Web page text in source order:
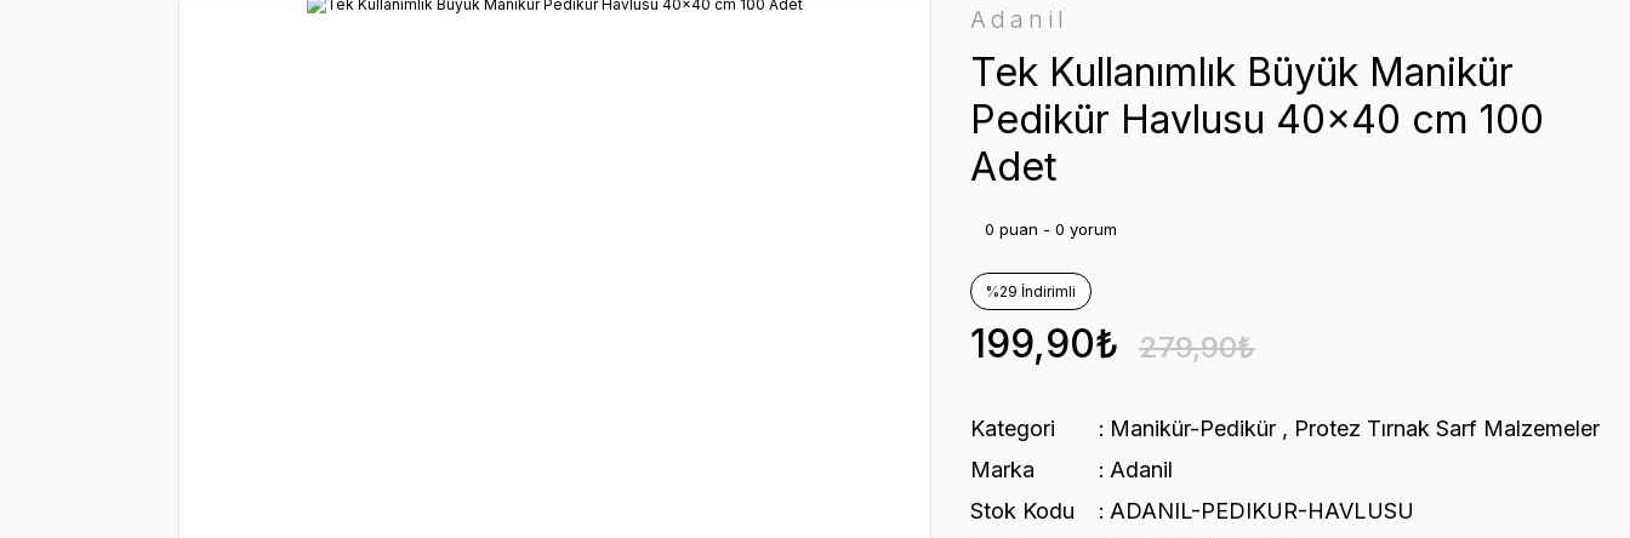
Adanil
Tek Kullanımlık Büyük Manikür
Pedikür Havlusu 40x40 cm 100
Adet
0 puan - 0 yorum
%29 İndirimli
199,90₺ 279,90₺
Kategori Manikür-Pedikür , Protez Tırnak Sarf Malzemeler
Marka
Adanil
Stok Kodu
ADANIL-PEDIKUR-HAVLUSU